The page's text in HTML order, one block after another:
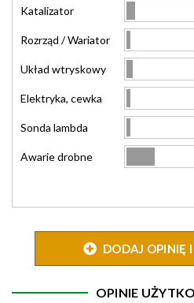
Katalizator
Rozrząd / Wariator
Układ wtryskowy
Elektryka, cewka
Sonda lambda
Awarie drobne
DODAJ OPINIĘ
OPINIE